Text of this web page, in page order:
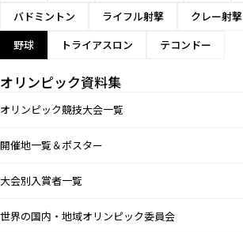
バドミントン
ライフル射撃 クレー射撃
野球
トライアスロン テコンドー
オリンピック資料集
オリンピック競技大会一覧
開催地一覧＆ポスター
大会別入賞者一覧
世界の国内・地域オリンピック委員会